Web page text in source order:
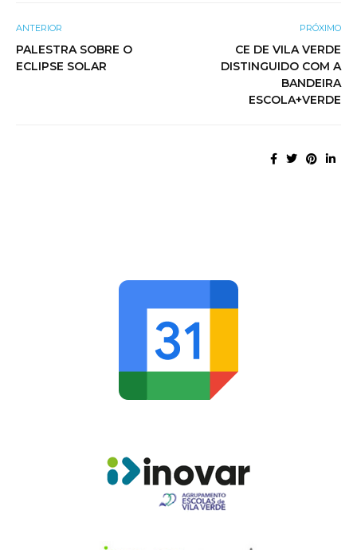
ANTERIOR
PALESTRA SOBRE O
ECLIPSE SOLAR
PRÓXIMO
CE DE VILA VERDE
DISTINGUIDO COM A
BANDEIRA
ESCOLA+VERDE